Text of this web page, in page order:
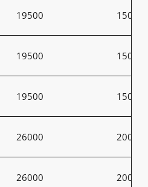
19500 150
19500 150
19500 150
26000 200
26000 200